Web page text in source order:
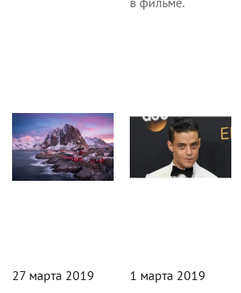
27 марта 2019 1 марта 2019